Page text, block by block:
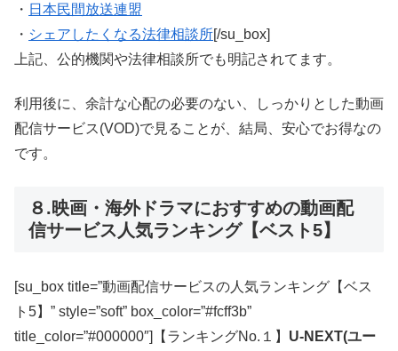
・ 日本民間放送連盟
・ シェアしたくなる法律相談所[/su_box]
上記、公的機関や法律相談所でも明記されてます。
利用後に、余計な心配の必要のない、しっかりとした動画
配信サービス(VOD)で見ることが、結局、安心でお得なの
です。
８.映画・海外ドラマにおすすめの動画配
信サービス人気ランキング【ベスト5】
[su_box title=”動画配信サービスの人気ランキング【ベス
ト5】” style=”soft” box_color=”#fcff3b”
title_color=”#000000″]【ランキングNo.１】 U-NEXT(ユー